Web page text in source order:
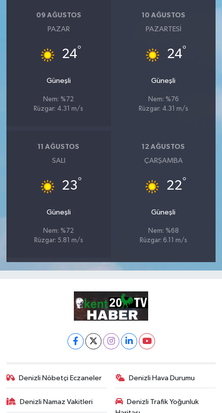
09 AĞUSTOS
PAZAR
24°
Güneşli
Nem: %72
Rüzgar: 4.31 m/s
10 AĞUSTOS
PAZARTESI
24°
Güneşli
Nem: %76
Rüzgar: 4.31 m/s
11 AĞUSTOS
SALI
23°
Güneşli
Nem: %72
Rüzgar: 5.81 m/s
12 AĞUSTOS
ÇARŞAMBA
22°
Güneşli
Nem: %68
Rüzgar: 6.11 m/s
Denizli Nöbetçi Eczaneler Denizli Hava Durumu
Denizli Namaz Vakitleri
Denizli Trafik Yoğunluk